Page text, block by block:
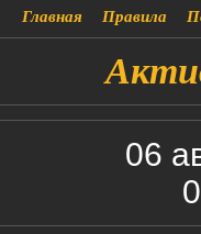
Главная Правила
06